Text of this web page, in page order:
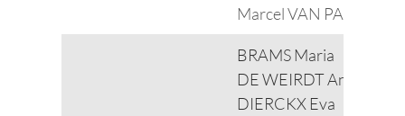
Marcel VAN PASSEL,
BRAMS Maria
DE WEIRDT An
DIERCKX Eva